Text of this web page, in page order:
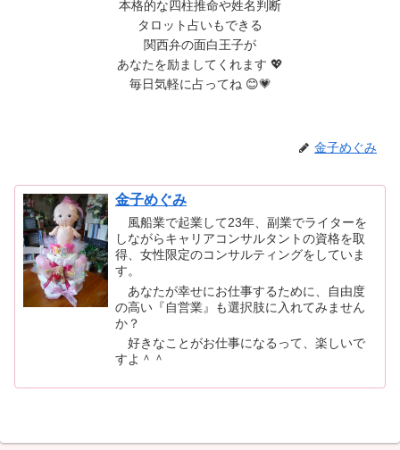
本格的な四柱推命や姓名判断
タロット占いもできる
関西弁の面白王子が
あなたを励ましてくれます 💖
毎日気軽に占ってね 😊💗
金子めぐみ
金子めぐみ
風船業で起業して23年、副業でライターを
しながらキャリアコンサルタントの資格を取
得、女性限定のコンサルティングをしていま
す。
あなたが幸せにお仕事するために、自由度
の高い『自営業』も選択肢に入れてみません
か？
好きなことがお仕事になるって、楽しいで
すよ＾＾